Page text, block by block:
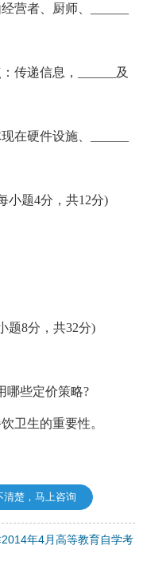
者、厨师、______
递信息，______及
硬件设施、______
题4分，共12分)
8分，共32分)
些定价策略?
生的重要性。
清楚，马上咨询
2014年4月高等教育自学考